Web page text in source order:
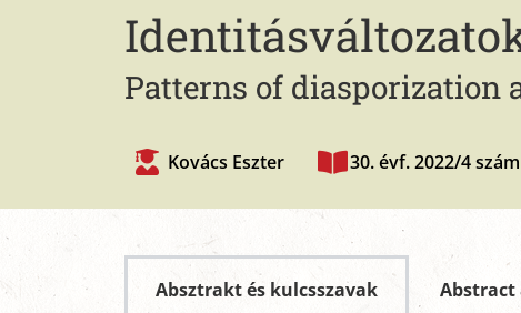
Patterns of diasporization
Kovács Eszter 30. évf. 2022/4 szám
Absztrakt és kulcsszavak Abstract